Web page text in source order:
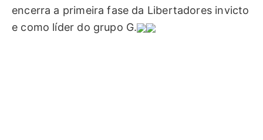
encerra a primeira fase da Libertadores invicto
e como líder do grupo G.